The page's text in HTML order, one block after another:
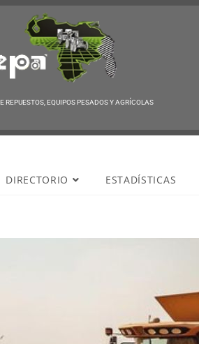
EQUIPOS PESADOS Y AGRÍCOLAS
DIRECTORIO ESTADÍSTICAS